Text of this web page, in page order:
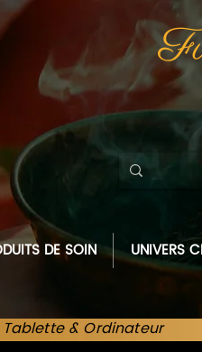
DE SOIN UNIVERS
& Ordinateur